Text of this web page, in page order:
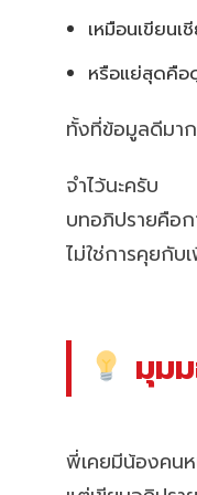
เหมือนเขียนเ
หรือแย่สุดคือ
ทั้งที่ข้อมูลดีมา
จำไว้นะครับ
บทอภิปรายคือ
ไม่ใช่การคุยกับ
มุม
พี่เคยมีน้องคน